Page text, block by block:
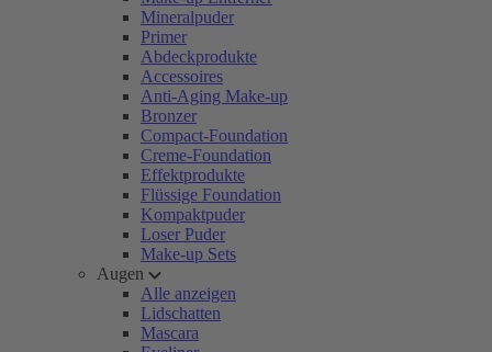
Mineralpuder
Primer
Abdeckprodukte
Accessoires
Anti-Aging Make-up
Bronzer
Compact-Foundation
Creme-Foundation
Effektprodukte
Flüssige Foundation
Kompaktpuder
Loser Puder
Make-up Sets
Augen
Alle anzeigen
Lidschatten
Mascara